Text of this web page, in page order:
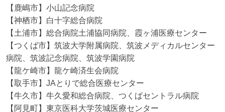
【鹿嶋市】小山記念病院
【神栖市】白十字総合病院
【土浦市】総合病院土浦協同病院、霞ヶ浦医療センター
【つくば市】筑波大学附属病院、筑波メディカルセンター
病院、筑波記念病院、筑波学園病院
【龍ケ崎市】龍ケ崎済生会病院
【取手市】JAとりで総合医療センター
【牛久市】牛久愛和総合病院、つくばセントラル病院
【阿見町】東京医科大学茨城医療センター